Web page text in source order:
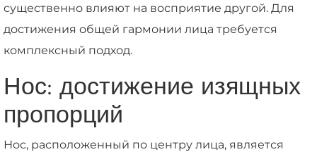
существенно влияют на восприятие другой. Для
достижения общей гармонии лица требуется
комплексный подход.
Нос: достижение изящных
пропорций
Нос, расположенный по центру лица, является